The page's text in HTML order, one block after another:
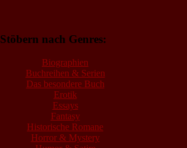
Stöbern nach Genres:
Biographien
Buchreihen & Serien
Das besondere Buch
Erotik
Essays
Fantasy
Historische Romane
Horror & Mystery